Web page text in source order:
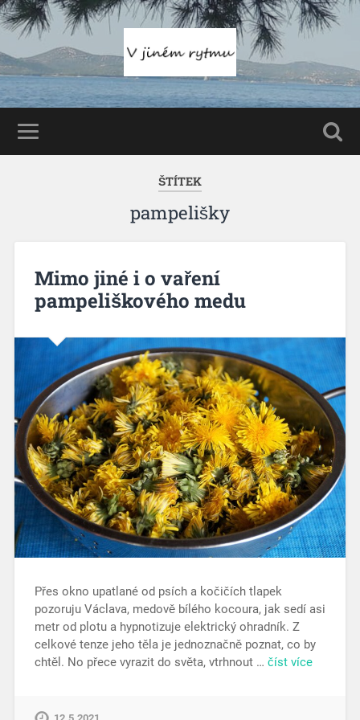
ŠTÍTEK
pampelišky
Mimo jiné i o vaření
pampeliškového medu
Přes okno upatlané od psích a kočičích tlapek
pozoruju Václava, medově bílého kocoura, jak sedí asi
metr od plotu a hypnotizuje elektrický ohradník. Z
celkové tenze jeho těla je jednoznačně poznat, co by
chtěl. No přece vyrazit do světa, vtrhnout … číst více